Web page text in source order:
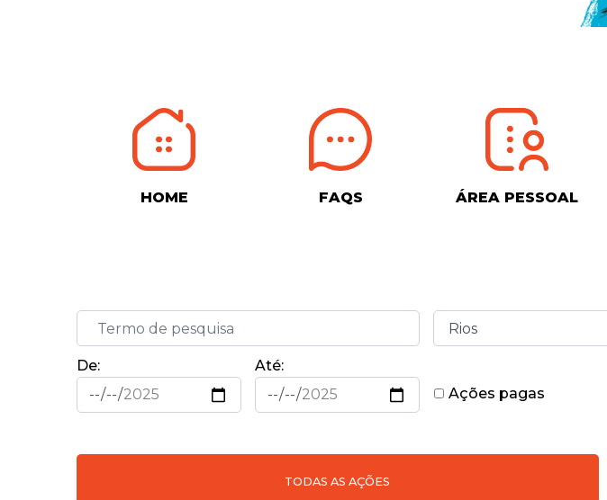
HOME FAQS ÁREA PESSOAL
De:
Até:
Ações pagas
TODAS AS AÇÕES